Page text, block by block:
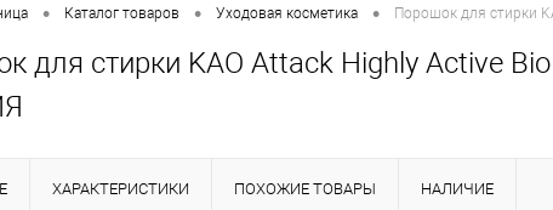
• Каталог товаров • Уходовая косметика • Порошок для стирки
для стирки KAO Attack Highly Active
ХАРАКТЕРИСТИКИ ПОХОЖИЕ ТОВАРЫ НАЛИЧИЕ